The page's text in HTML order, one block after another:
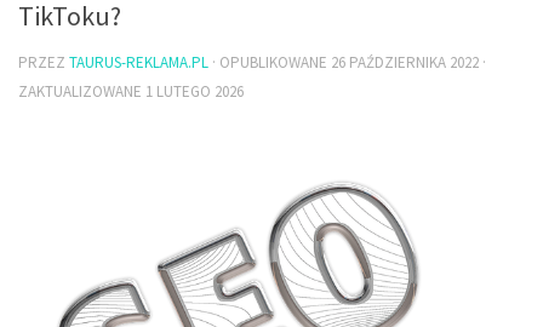
TikToku?
PRZEZ TAURUS-REKLAMA.PL · OPUBLIKOWANE 26 PAŹDZIERNIKA 2022 ·
ZAKTUALIZOWANE 1 LUTEGO 2026